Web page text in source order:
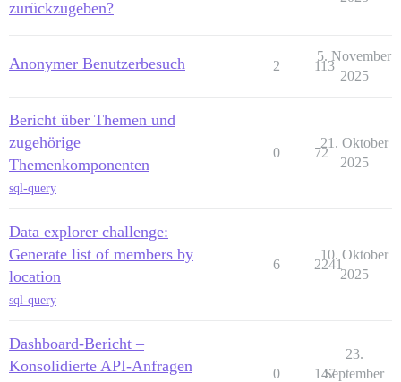
zurückzugeben?
Anonymer Benutzerbesuch 2 113
5. November
2025
Bericht über Themen und
zugehörige
Themenkomponenten
sql-query
0 72
21. Oktober
2025
Data explorer challenge:
Generate list of members by
location
sql-query
6 2241
10. Oktober
2025
Dashboard-Bericht –
Konsolidierte API-Anfragen
0 147
23.
September